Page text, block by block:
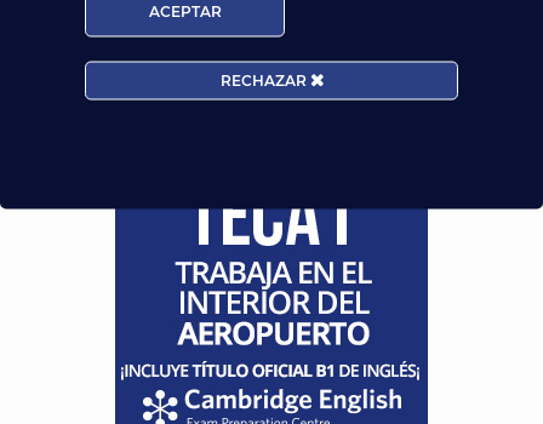
¡Te esperamos!
ACEPTAR
RECHAZAR